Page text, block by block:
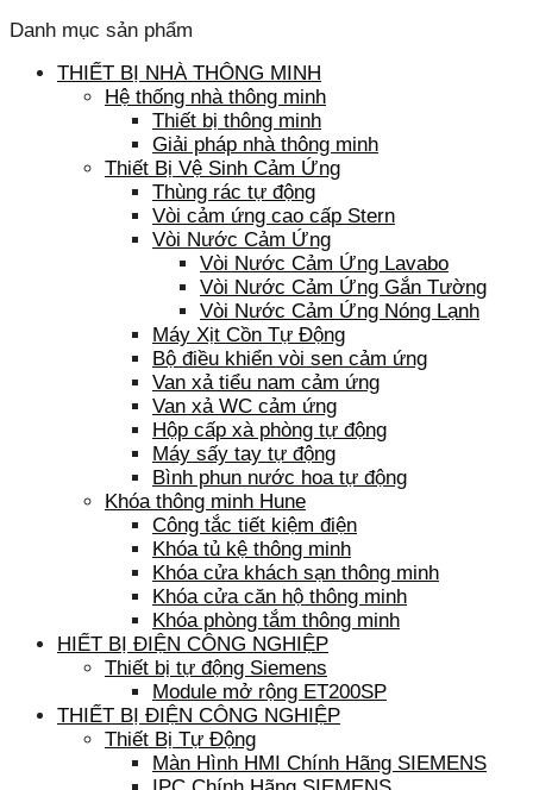
Danh mục sản phẩm
THIẾT BỊ NHÀ THÔNG MINH
Hệ thống nhà thông minh
Thiết bị thông minh
Giải pháp nhà thông minh
Thiết Bị Vệ Sinh Cảm Ứng
Thùng rác tự động
Vòi cảm ứng cao cấp Stern
Vòi Nước Cảm Ứng
Vòi Nước Cảm Ứng Lavabo
Vòi Nước Cảm Ứng Gắn Tường
Vòi Nước Cảm Ứng Nóng Lạnh
Máy Xịt Cồn Tự Động
Bộ điều khiển vòi sen cảm ứng
Van xả tiểu nam cảm ứng
Van xả WC cảm ứng
Hộp cấp xà phòng tự động
Máy sấy tay tự động
Bình phun nước hoa tự động
Khóa thông minh Hune
Công tắc tiết kiệm điện
Khóa tủ kệ thông minh
Khóa cửa khách sạn thông minh
Khóa cửa căn hộ thông minh
Khóa phòng tắm thông minh
HIẾT BỊ ĐIỆN CÔNG NGHIỆP
Thiết bị tự động Siemens
Module mở rộng ET200SP
THIẾT BỊ ĐIỆN CÔNG NGHIỆP
Thiết Bị Tự Động
Màn Hình HMI Chính Hãng SIEMENS